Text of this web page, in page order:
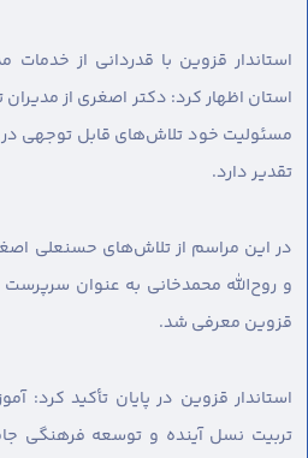
استاندار قزوین با قدردانی از
استان اظهار کرد: دکتر اصغری از
مسئولیت خود تلاش‌های قابل توجهی در
تقدیر دارد.
در این مراسم از تلاش‌های حسنعلی
و روح‌الله محمدخانی به عنوان
قزوین معرفی شد.
استاندار قزوین در پایان تأکید
تربیت نسل آینده و توسعه فرهنگی